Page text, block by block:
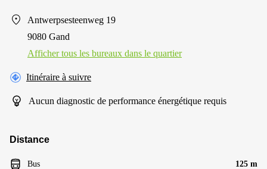
Antwerpsesteenweg 19
9080 Gand
Afficher tous les bureaux dans le quartier
Itinéraire à suivre
Aucun diagnostic de performance énergétique requis
Distance
Bus 125 m